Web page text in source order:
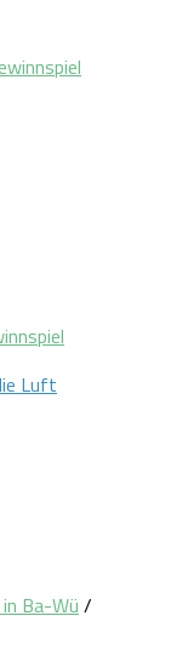
Luft
Ba-Wü /